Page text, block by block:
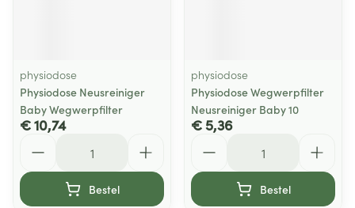
physiodose
Physiodose Neusreiniger
Baby Wegwerpfilter
€ 10,74
Bestel
physiodose
Physiodose Wegwerpfilter
Neusreiniger Baby 10
€ 5,36
Bestel